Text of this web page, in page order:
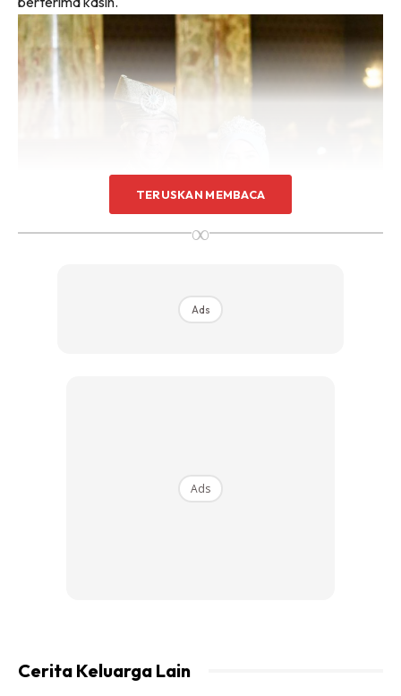
TERUSKAN MEMBACA
∞
Ads
Ads
Cerita Keluarga Lain